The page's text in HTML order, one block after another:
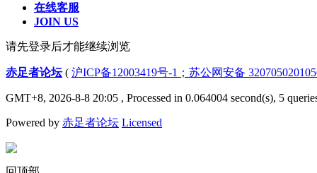
在线客服
JOIN US
请先登录后才能继续浏览
赤足者论坛( 沪ICP备12003419号-1；苏公网安备
GMT+8, 2026-8-8 20:05 , Processed in 0.064004 second(s), 5
Powered by 赤足者论坛 Licensed